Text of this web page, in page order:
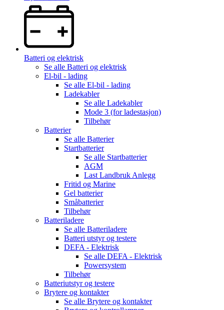
Batteri og elektrisk
Se alle Batteri og elektrisk
El-bil - lading
Se alle El-bil - lading
Ladekabler
Se alle Ladekabler
Mode 3 (for ladestasjon)
Tilbehør
Batterier
Se alle Batterier
Startbatterier
Se alle Startbatterier
AGM
Last Landbruk Anlegg
Fritid og Marine
Gel batterier
Småbatterier
Tilbehør
Batteriladere
Se alle Batteriladere
Batteri utstyr og testere
DEFA - Elektrisk
Se alle DEFA - Elektrisk
Powersystem
Tilbehør
Batteriutstyr og testere
Brytere og kontakter
Se alle Brytere og kontakter